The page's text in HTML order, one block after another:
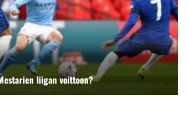
liigan voittoon?